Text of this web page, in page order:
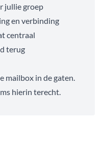
jullie groep
en verbinding
centraal
terug
mailbox in de gaten.
hierin terecht.